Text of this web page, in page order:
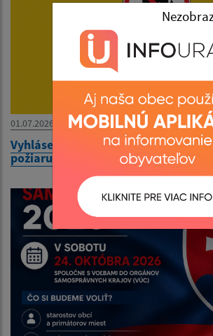
01.07.2026
Vyhlásenie času zvýšeného
požiaru od 25.06.2026 do odvolania